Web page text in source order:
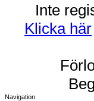
Inte
Klicka här
Navigation